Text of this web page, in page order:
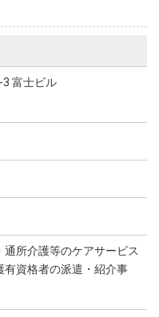
富士ビル
所介護等のケアサービス
資格者の派遣・紹介事